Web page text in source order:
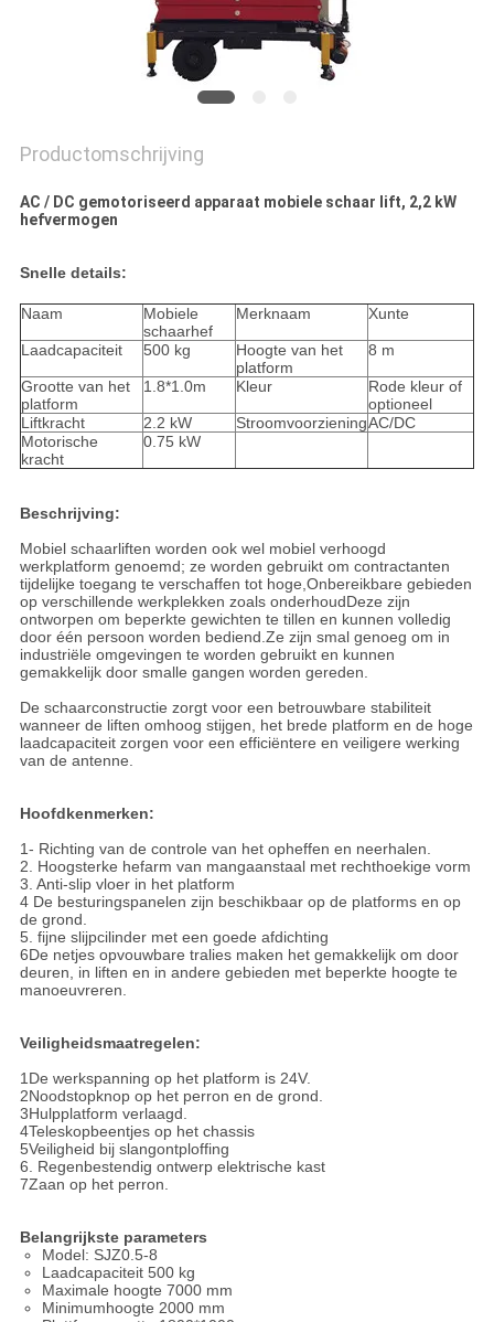
Productomschrijving
AC / DC gemotoriseerd apparaat mobiele schaar lift, 2,2 kW
hefvermogen
Snelle details:
Naam
Mobiele
schaarhef
Merknaam Xunte
Laadcapaciteit 500 kg
Hoogte van het
platform
8 m
Grootte van het
platform
1.8*1.0m Kleur
Rode kleur of
optioneel
Liftkracht
2.2 kW StroomvoorzieningAC/DC
Motorische
kracht
0.75 kW
Beschrijving:
Mobiel schaarliften worden ook wel mobiel verhoogd
werkplatform genoemd; ze worden gebruikt om contractanten
tijdelijke toegang te verschaffen tot hoge,Onbereikbare gebieden
op verschillende werkplekken zoals onderhoudDeze zijn
ontworpen om beperkte gewichten te tillen en kunnen volledig
door één persoon worden bediend.Ze zijn smal genoeg om in
industriële omgevingen te worden gebruikt en kunnen
gemakkelijk door smalle gangen worden gereden.
De schaarconstructie zorgt voor een betrouwbare stabiliteit
wanneer de liften omhoog stijgen, het brede platform en de hoge
laadcapaciteit zorgen voor een efficiëntere en veiligere werking
van de antenne.
Hoofdkenmerken:
1- Richting van de controle van het opheffen en neerhalen.
2. Hoogsterke hefarm van mangaanstaal met rechthoekige vorm
3. Anti-slip vloer in het platform
4 De besturingspanelen zijn beschikbaar op de platforms en op
de grond.
5. fijne slijpcilinder met een goede afdichting
6De netjes opvouwbare tralies maken het gemakkelijk om door
deuren, in liften en in andere gebieden met beperkte hoogte te
manoeuvreren.
Veiligheidsmaatregelen:
1De werkspanning op het platform is 24V.
2Noodstopknop op het perron en de grond.
3Hulpplatform verlaagd.
4Teleskopbeentjes op het chassis
5Veiligheid bij slangontploffing
6. Regenbestendig ontwerp elektrische kast
7Zaan op het perron.
Belangrijkste parameters
Model: SJZ0.5-8
Laadcapaciteit 500 kg
Maximale hoogte 7000 mm
Minimumhoogte 2000 mm